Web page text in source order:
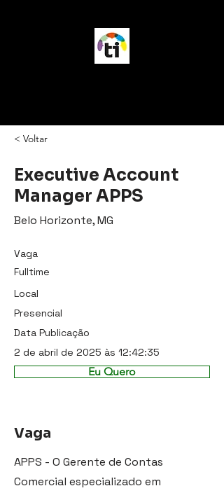
< Voltar
Executive Account
Manager APPS
Belo Horizonte, MG
Vaga
Fulltime
Local
Presencial
Data Publicação
2 de abril de 2025 às 12:42:35
Eu Quero
Vaga
APPS - O Gerente de Contas
Comercial especializado em